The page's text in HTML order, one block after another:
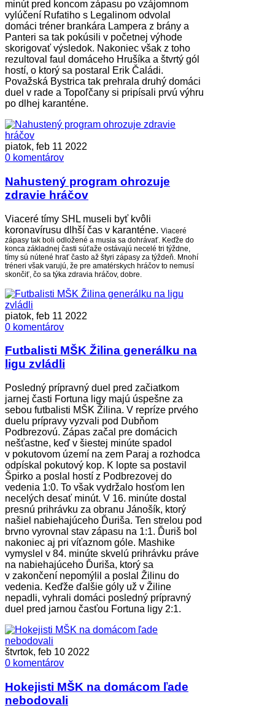
minút pred koncom zápasu po vzájomnom
vylúčení Rufatiho s Legalinom odvolal
domáci tréner brankára Lampera z brány a
Panteri sa tak pokúsili v početnej výhode
skorigovať výsledok. Nakoniec však z toho
rezultoval faul domáceho Hrušíka a štvrtý gól
hostí, o ktorý sa postaral Erik Čaládi.
Považská Bystrica tak prehrala druhý domáci
duel v rade a Topoľčany si pripísali prvú výhru
po dlhej karanténe.
piatok, feb 11 2022
0 komentárov
Nahustený program ohrozuje
zdravie hráčov
Viaceré tímy SHL museli byť kvôli
koronavírusu dlhší čas v karanténe. Viaceré
zápasy tak boli odložené a musia sa dohrávať. Keďže do
konca základnej časti súťaže ostávajú necelé tri týždne,
tímy sú nútené hrať často až štyri zápasy za týždeň. Mnohí
tréneri však varujú, že pre amatérskych hráčov to nemusí
skončiť, čo sa týka zdravia hráčov, dobre.
piatok, feb 11 2022
0 komentárov
Futbalisti MŠK Žilina generálku na
ligu zvládli
Posledný prípravný duel pred začiatkom
jarnej časti Fortuna ligy majú úspešne za
sebou futbalisti MŠK Žilina. V repríze prvého
duelu prípravy vyzvali pod Dubňom
Podbrezovú. Zápas začal pre domácich
nešťastne, keď v šiestej minúte spadol
v pokutovom území na zem Paraj a rozhodca
odpískal pokutový kop. K lopte sa postavil
Špirko a poslal hostí z Podbrezovej do
vedenia 1:0. To však vydržalo hosťom len
necelých desať minút. V 16. minúte dostal
presnú prihrávku za obranu Jánošík, ktorý
našiel nabiehajúceho Ďuriša. Ten strelou pod
brvno vyrovnal stav zápasu na 1:1. Ďuriš bol
nakoniec aj pri víťaznom góle. Mashike
vymyslel v 84. minúte skvelú prihrávku práve
na nabiehajúceho Ďuriša, ktorý sa
v zakončení nepomýlil a poslal Žilinu do
vedenia. Keďže ďalšie góly už v Žiline
nepadli, vyhrali domáci posledný prípravný
duel pred jarnou časťou Fortuna ligy 2:1.
štvrtok, feb 10 2022
0 komentárov
Hokejisti MŠK na domácom ľade
nebodovali